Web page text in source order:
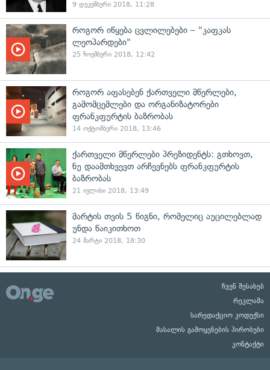
9 დეკემბერი 2018, 11:28
როგორ იწყება ცვლილებები – "კაფკას
ლეოპარდები"
25 ნოემბერი 2018, 12:42
როგორ აფასებენ ქართველი მწერლები,
გამომცემლები და ორგანიზატორები
ფრანკფურტის ბაზრობას
14 ოქტომბერი 2018, 13:46
ქართველი მწერლები პრეზიდენტს: გთხოვთ,
ნუ დაამთხვევთ არჩევნებს ფრანკფურტის
ბაზრობას
21 ივლისი 2018, 13:49
მარტის თვის 5 წიგნი, რომელიც აუცილებლად
უნდა წაიკითხოთ
24 მარტი 2018, 18:30
ჩვენ შესახებ
რეკლამა
სარედაქციო კოდექსი
მასალის გამოყენების პირობები
კონტაქტი